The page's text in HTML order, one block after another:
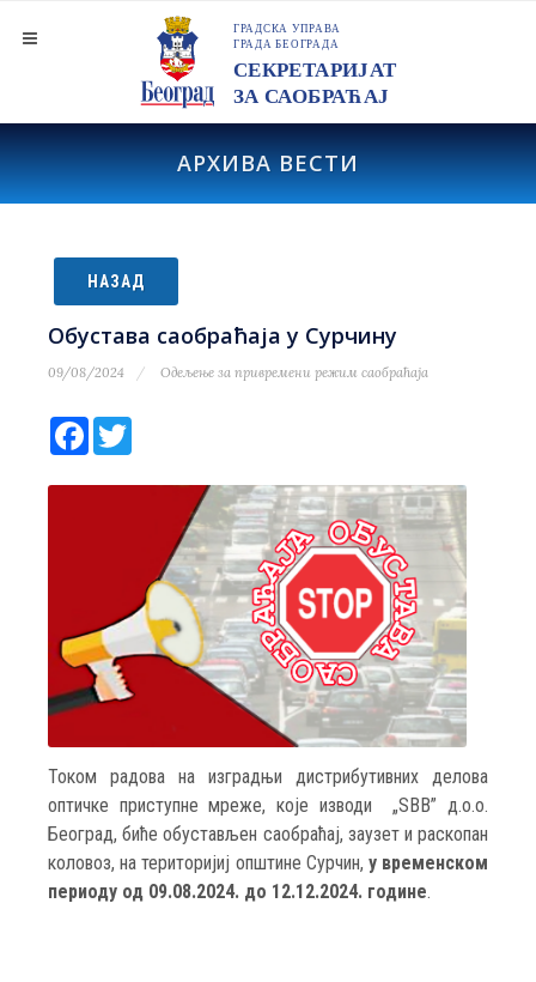
АРХИВА ВЕСТИ
НАЗАД
Обустава саобраћаја у Сурчину
09/08/2024 Одељење за привремени режим саобраћаја
Facebook
Током радова на изградњи дистрибутивних делова
оптичке приступне мреже, које изводи „SBB” д.о.о.
Београд, биће обустављен саобраћај, заузет и раскопан
коловоз, на територијиј општине Сурчин, у временском
периоду од 09.08.2024. до 12.12.2024. године.